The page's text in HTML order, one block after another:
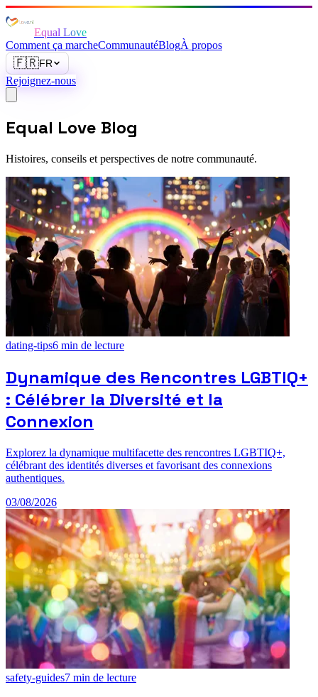
Equal Love
Comment ça marcheCommunautéBlogÀ propos
🇫🇷FR
Rejoignez-nous
Equal Love Blog
Histoires, conseils et perspectives de notre communauté.
dating-tips6 min de lecture
Dynamique des Rencontres LGBTIQ+
: Célébrer la Diversité et la
Connexion
Explorez la dynamique multifacette des rencontres LGBTIQ+,
célébrant des identités diverses et favorisant des connexions
authentiques.
03/08/2026
safety-guides7 min de lecture